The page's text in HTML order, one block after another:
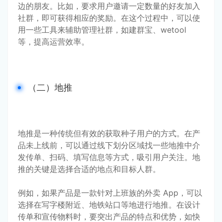
边的朋友。比如，要求用户邀请一定数量的好友加入
社群，即可获得相应的奖励。在这个过程中，可以使
用一些工具来辅助管理社群，如建群宝、wetool
等，提高运营效率。
（二）地推
地推是一种传统但有效的获取种子用户的方式。在产
品未上线前，可以通过线下划分区域找一些地推中介
发传单、扫码、填写信息等方式，吸引用户关注。地
推的关键是选择合适的地点和目标人群。
例如，如果产品是一款针对上班族的外卖 App，可以
选择在写字楼附近、地铁站口等地进行地推。在设计
传单和宣传物料时，要突出产品的特点和优势，如快